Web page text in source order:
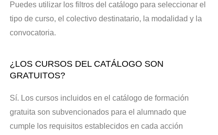
Puedes utilizar los filtros del catálogo para seleccionar el
tipo de curso, el colectivo destinatario, la modalidad y la
convocatoria.
¿LOS CURSOS DEL CATÁLOGO SON
GRATUITOS?
Sí. Los cursos incluidos en el catálogo de formación
gratuita son subvencionados para el alumnado que
cumple los requisitos establecidos en cada acción